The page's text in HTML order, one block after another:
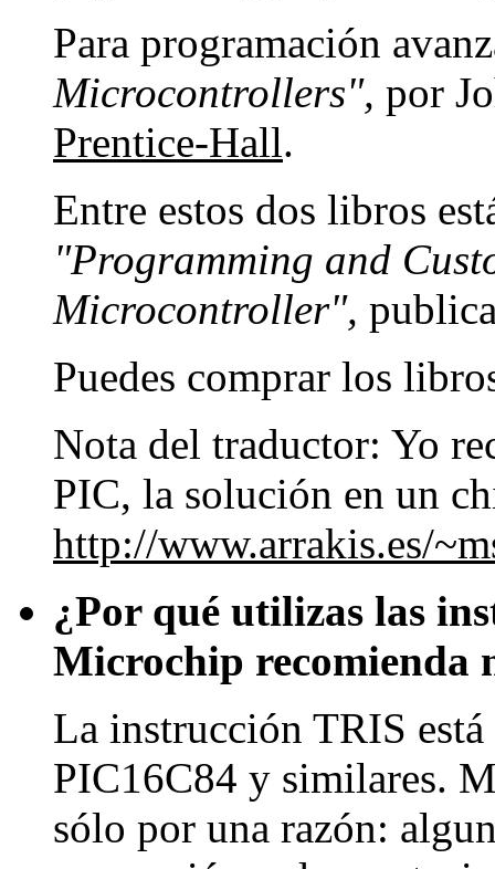
Para programación
Microcontrollers", por
Prentice-Hall.
Entre estos dos libros
"Programming and
Microcontroller",
Puedes comprar los
Nota del traductor: Yo
PIC, la solución en un
http://www.arrakis.es/
¿Por qué utilizas las
Microchip recomienda
La instrucción TRIS
PIC16C84 y similares.
sólo por una razón: